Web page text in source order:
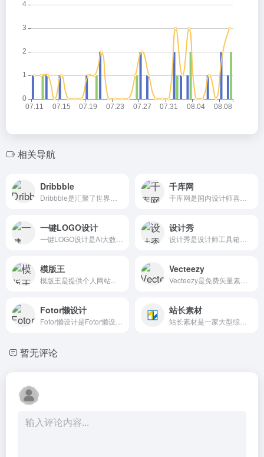
相关导航
Dribbble 千库网
一键LOGO设计 设计秀
模版王
模版王是提供个人网站...
Vecteezy
Fotor懒设计 站长素材
暂无评论